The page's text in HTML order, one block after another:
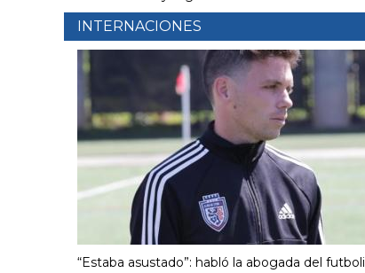
INTERNACIONES
“Estaba asustado”: habló la abogada del